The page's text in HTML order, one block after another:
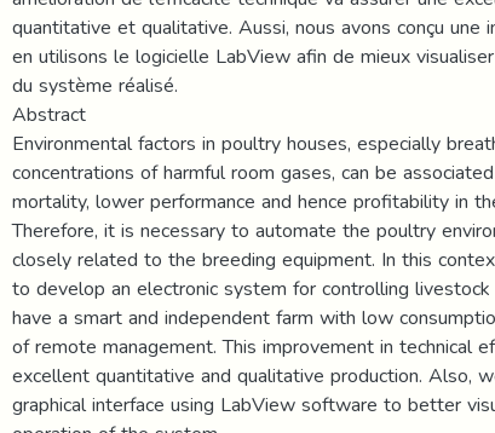
quantitative et qualitative. Aussi, nous avons conçu une
en utilisons le logicielle LabView afin de mieux
du système réalisé.
Abstract
Environmental factors in poultry houses, especially
concentrations of harmful room gases, can be
mortality, lower performance and hence profitability in
Therefore, it is necessary to automate the poultry
closely related to the breeding equipment. In this
to develop an electronic system for controlling
have a smart and independent farm with low
of remote management. This improvement in technical
excellent quantitative and qualitative production. Also,
graphical interface using LabView software to better